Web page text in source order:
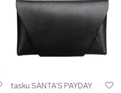
tasku SANTA’S PAYDAY